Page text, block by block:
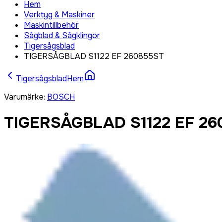
Hem
Verktyg & Maskiner
Maskintillbehör
Sågblad & Sågklingor
Tigersågsblad
TIGERSÅGBLAD S1122 EF 260855ST
TigersågsbladHem
Varumärke: BOSCH
TIGERSÅGBLAD S1122 EF